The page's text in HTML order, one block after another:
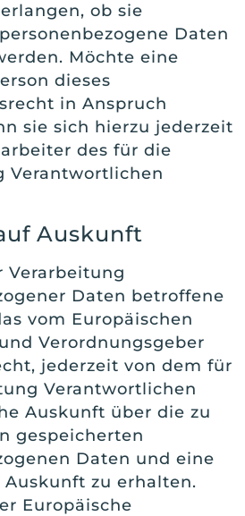
ob sie
Daten
Möchte eine
dieses
in Anspruch
sie sich hierzu jederzeit
des für die
Verantwortlichen
Auskunft
Verarbeitung
Daten betroffene
vom Europäischen
Verordnungsgeber
jederzeit von dem für
Verantwortlichen
Auskunft über die zu
gespeicherten
Daten und eine
Auskunft zu erhalten.
Europäische